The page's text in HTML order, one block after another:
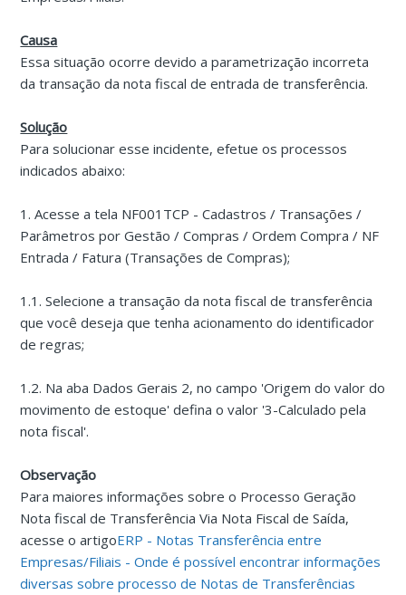
Causa
Essa situação ocorre devido a parametrização incorreta
da transação da nota fiscal de entrada de transferência.
Solução
Para solucionar esse incidente, efetue os processos
indicados abaixo:
1. Acesse a tela NF001TCP - Cadastros / Transações /
Parâmetros por Gestão / Compras / Ordem Compra / NF
Entrada / Fatura (Transações de Compras);
1.1. Selecione a transação da nota fiscal de transferência
que você deseja que tenha acionamento do identificador
de regras;
1.2. Na aba Dados Gerais 2, no campo 'Origem do valor do
movimento de estoque' defina o valor '3-Calculado pela
nota fiscal'.
Observação
Para maiores informações sobre o Processo Geração
Nota fiscal de Transferência Via Nota Fiscal de Saída,
acesse o artigoERP - Notas Transferência entre
Empresas/Filiais - Onde é possível encontrar informações
diversas sobre processo de Notas de Transferências